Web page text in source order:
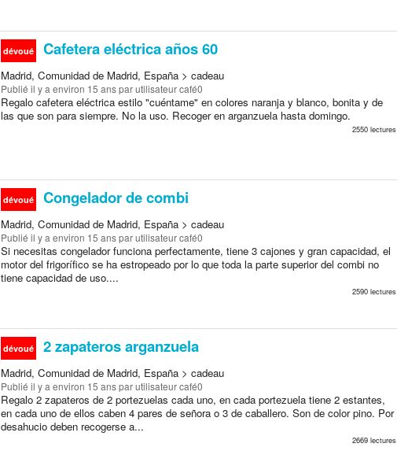
dévoué Cafetera eléctrica años 60
Madrid, Comunidad de Madrid, España > cadeau
Publié il y a environ 15 anspar utilisateur café0
Regalo cafetera eléctrica estilo "cuéntame" en colores naranja y blanco, bonita y de
las que son para siempre. No la uso. Recoger en arganzuela hasta domingo.
2550 lectures
dévoué Congelador de combi
Madrid, Comunidad de Madrid, España > cadeau
Publié il y a environ 15 anspar utilisateur café0
Si necesitas congelador funciona perfectamente, tiene 3 cajones y gran capacidad, el
motor del frigorífico se ha estropeado por lo que toda la parte superior del combi no
tiene capacidad de uso....
2590 lectures
dévoué 2 zapateros arganzuela
Madrid, Comunidad de Madrid, España > cadeau
Publié il y a environ 15 anspar utilisateur café0
Regalo 2 zapateros de 2 portezuelas cada uno, en cada portezuela tiene 2 estantes,
en cada uno de ellos caben 4 pares de señora o 3 de caballero. Son de color pino. Por
desahucio deben recogerse a...
2669 lectures